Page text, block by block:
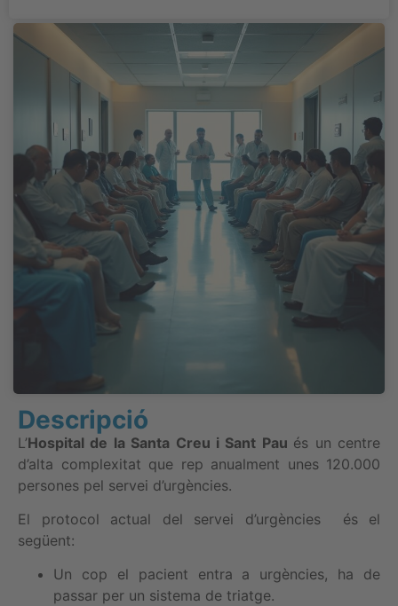
Descripció
L’Hospital de la Santa Creu i Sant Pau és un centre
d’alta complexitat que rep anualment unes 120.000
persones pel servei d’urgències.
El protocol actual del servei d’urgències és el
següent:
Un cop el pacient entra a urgències, ha de
passar per un sistema de triatge.